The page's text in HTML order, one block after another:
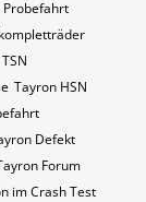
Probefahrt
Tayron​​​​​ HSN
Defekt
Forum
im Crash Test